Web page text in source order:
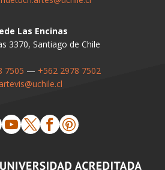
Las Encinas
3370, Santiago de Chile
7505 — +562 2978 7502
artevis@uchile.cl